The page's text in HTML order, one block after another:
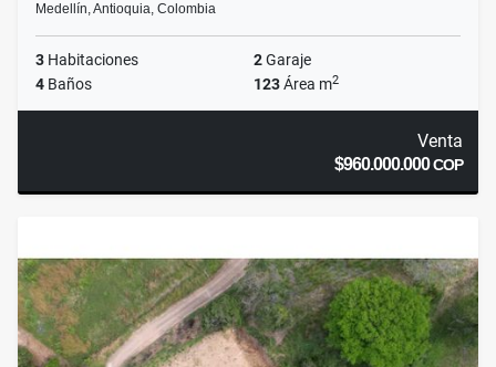
Medellín, Antioquia, Colombia
3 Habitaciones 2Garaje
4 Baños 123Área m2
Venta
$960.000.000COP